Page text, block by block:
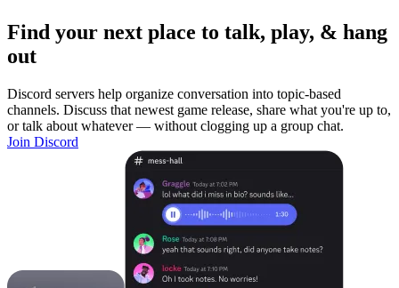
Find your next place to talk, play, & hang
out
Discord servers help organize conversation into topic-based
channels. Discuss that newest game release, share what you're up to,
or talk about whatever — without clogging up a group chat.
Join Discord